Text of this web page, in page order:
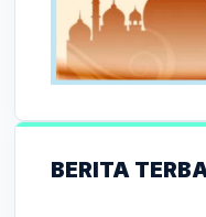
BERITA